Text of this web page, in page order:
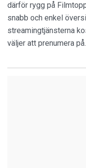
därför rygg på
snabb och enkel
streamingtjänsterna
väljer att prenumera på.